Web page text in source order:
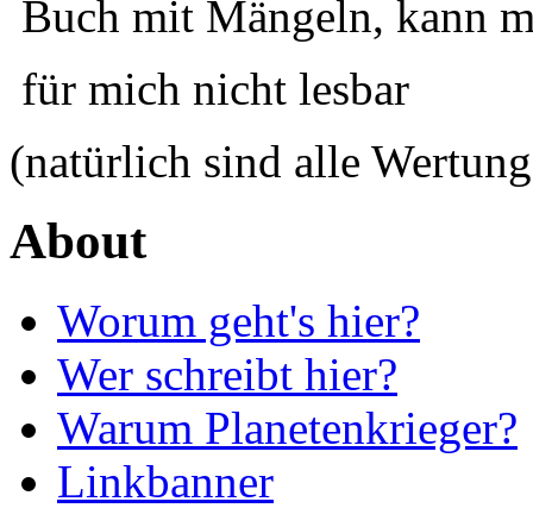
Buch mit Mängeln, kann
für mich nicht lesbar
(natürlich sind alle
About
Worum geht's hier?
Wer schreibt hier?
Warum Planetenkrieger?
Linkbanner